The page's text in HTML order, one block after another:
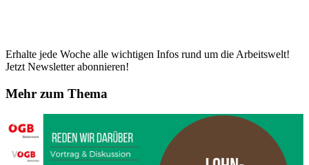
Erhalte jede Woche alle wichtigen Infos rund um die Arbeitswelt!
Jetzt Newsletter abonnieren!
Mehr zum Thema